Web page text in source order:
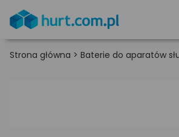
Strona główna > Baterie do aparatów